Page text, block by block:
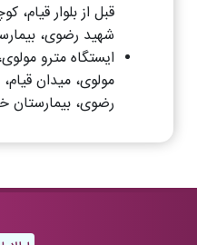
قبل از بلوار
شهید رضوی،
ایستگاه مترو
مولوی، میدان
رضوی، بیمارستان